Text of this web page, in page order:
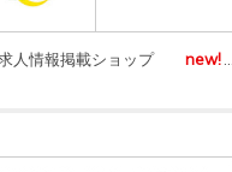
求人情報掲載ショップ new!